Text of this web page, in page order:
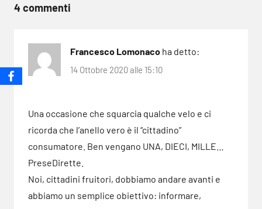
4 commenti
Francesco Lomonaco ha detto:
14 Ottobre 2020 alle 15:10
Una occasione che squarcia qualche velo e ci
ricorda che l’anello vero è il “cittadino”
consumatore. Ben vengano UNA, DIECI, MILLE…
PreseDirette.
Noi, cittadini fruitori, dobbiamo andare avanti e
abbiamo un semplice obiettivo: informare,